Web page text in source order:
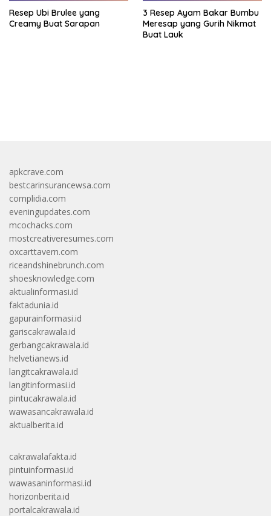
Resep Ubi Brulee yang
Creamy Buat Sarapan
3 Resep Ayam Bakar Bumbu
Meresap yang Gurih Nikmat
Buat Lauk
apkcrave.com
bestcarinsurancewsa.com
complidia.com
eveningupdates.com
mcochacks.com
mostcreativeresumes.com
oxcarttavern.com
riceandshinebrunch.com
shoesknowledge.com
aktualinformasi.id
faktadunia.id
gapurainformasi.id
gariscakrawala.id
gerbangcakrawala.id
helvetianews.id
langitcakrawala.id
langitinformasi.id
pintucakrawala.id
wawasancakrawala.id
aktualberita.id
cakrawalafakta.id
pintuinformasi.id
wawasaninformasi.id
horizonberita.id
portalcakrawala.id